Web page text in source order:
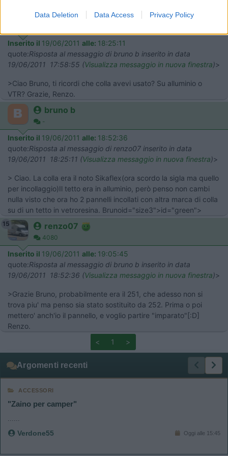
Data Deletion Data Access Privacy Policy
renzo07
Inserito il 19/06/2011 alle: 18:25:11
quote:Risposta al messaggio di bruno b inserito in data
19/06/2011 17:58:55 (Visualizza messaggio in nuova finestra)>
>Ciao Bruno, ti ricordi che colla avevi usato? Su alluminio o
VTR? Grazie, Renzo.
bruno b
-
Inserito il 19/06/2011 alle: 18:52:36
quote:Risposta al messaggio di renzo07 inserito in data
19/06/2011 18:25:11 (Visualizza messaggio in nuova finestra)>
> Ciao. La colla era il noto Sikaflex(ora scordo la sigla ma quello
per incollaggio)Il tetto era in alluminio, però penso non cambi
nulla visto che ora ho 2 pannelli incollati con altra marca di colla
su di un tetto in vetroresina. Brunoid="size3">id="green">
15 renzo07
4080
Inserito il 19/06/2011 alle: 19:05:45
quote:Risposta al messaggio di bruno b inserito in data
19/06/2011 18:52:36 (Visualizza messaggio in nuova finestra)>
>Grazie Bruno, probabilmente era il 251, che adesso non si
trova piu' ma penso sia stato sostituito da 252. Prima o poi
mettero' anch'io il pannello, e voglio partire "imparato"[:D]
Renzo.
<
1 >
Argomenti recenti
ACCESSORI
"Zaino per camper"
Verdone55 Oggi alle 15:45